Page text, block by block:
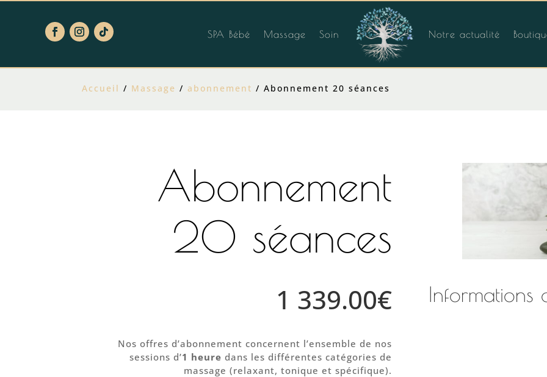
SPA Bébé Massage Soin Notre actualité
Accueil / Massage /abonnement / Abonnement 20 séances
Abonnement
20 séances
1 339.00€
Nos offres d’abonnement concernent l’ensemble de nos
sessions d’1 heure dans les différentes catégories de
massage (relaxant, tonique et spécifique).
Informations